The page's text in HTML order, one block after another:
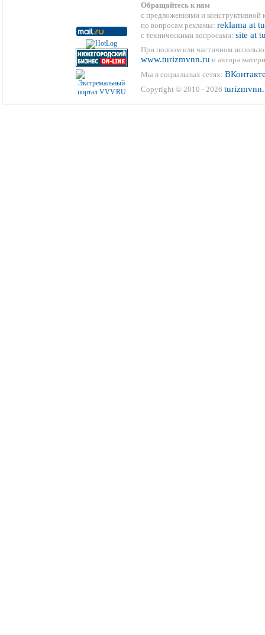
Обращайтесь к нам
с предложениями и конструктивной
по вопросам рекламы: reklama at
с техническими вопросами: site at
При полном или частичном
www.turizmvnn.ru и автора
Мы в социальных сетях:
Copyright © 2010 - 2026